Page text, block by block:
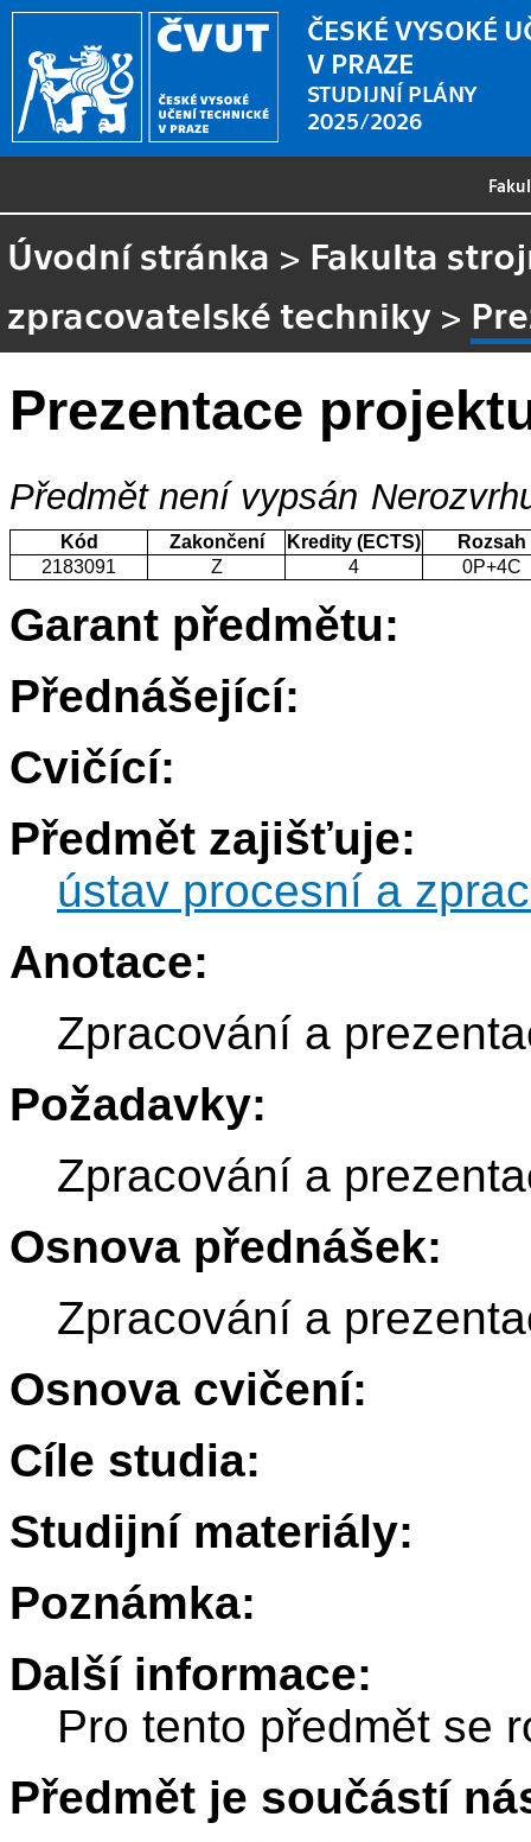
ČESKÉ VYSOKÉ
V PRAZE
STUDIJNÍ PLÁNY
2025/2026
Úvodní stránka > Fakulta
zpracovatelské techniky >
Prezentace
Předmět není vypsán
Kód Zakončení Kredity (ECTS)
Rozsah
2183091
Z 4 0P+4C
Garant předmětu:
Přednášející:
Cvičící:
Předmět zajišťuje:
ústav procesní a
Anotace:
Zpracování a
Požadavky:
Zpracování a
Osnova přednášek:
Zpracování a
Osnova cvičení:
Cíle studia:
Studijní materiály:
Poznámka:
Další informace:
Pro tento předmět se
Předmět je součástí